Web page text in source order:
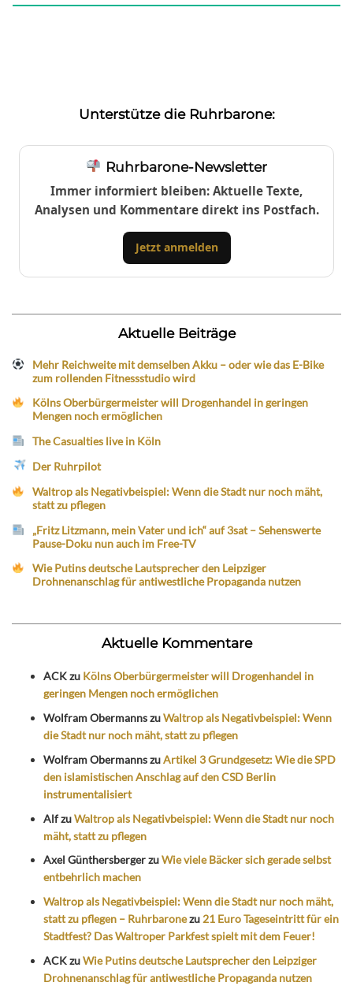
Unterstütze die Ruhrbarone:
Ruhrbarone-Newsletter
Immer informiert bleiben: Aktuelle Texte,
Analysen und Kommentare direkt ins Postfach.
Jetzt anmelden
Aktuelle Beiträge
Mehr Reichweite mit demselben Akku – oder wie das E-Bike
zum rollenden Fitnessstudio wird
Kölns Oberbürgermeister will Drogenhandel in geringen
Mengen noch ermöglichen
The Casualties live in Köln
Der Ruhrpilot
Waltrop als Negativbeispiel: Wenn die Stadt nur noch mäht,
statt zu pflegen
„Fritz Litzmann, mein Vater und ich“ auf 3sat – Sehenswerte
Pause-Doku nun auch im Free-TV
Wie Putins deutsche Lautsprecher den Leipziger
Drohnenanschlag für antiwestliche Propaganda nutzen
Aktuelle Kommentare
ACKzu Kölns Oberbürgermeister will Drogenhandel in
geringen Mengen noch ermöglichen
Wolfram ObermannszuWaltrop als Negativbeispiel: Wenn
die Stadt nur noch mäht, statt zu pflegen
Wolfram ObermannszuArtikel 3 Grundgesetz: Wie die SPD
den islamistischen Anschlag auf den CSD Berlin
instrumentalisiert
AlfzuWaltrop als Negativbeispiel: Wenn die Stadt nur noch
mäht, statt zu pflegen
Axel GünthersbergerzuWie viele Bäcker sich gerade selbst
entbehrlich machen
Waltrop als Negativbeispiel: Wenn die Stadt nur noch mäht,
statt zu pflegen – Ruhrbaronezu 21 Euro Tageseintritt für ein
Stadtfest? Das Waltroper Parkfest spielt mit dem Feuer!
ACKzuWie Putins deutsche Lautsprecher den Leipziger
Drohnenanschlag für antiwestliche Propaganda nutzen